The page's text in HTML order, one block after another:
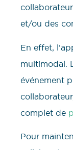
et/ou des
En effet,
multimodal.
événement
complet de
Pour